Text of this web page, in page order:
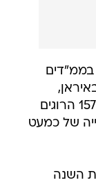
בממ"דים
והכבישים היו ריקים. ללא מרץ נרשמו 157 הרוגים
- עלייה של כמעט
השנה